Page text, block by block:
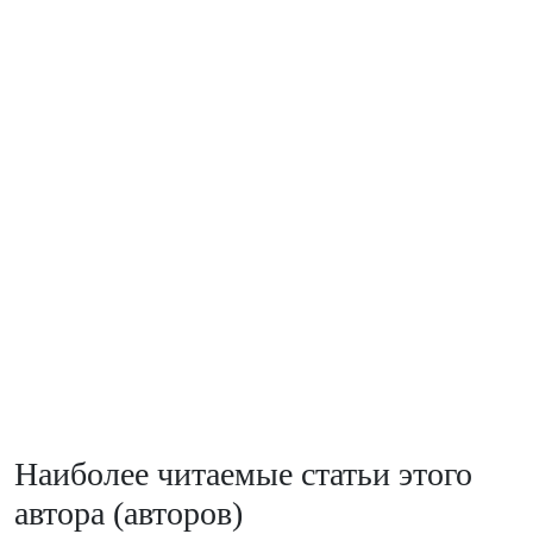
Наиболее читаемые статьи этого
автора (авторов)